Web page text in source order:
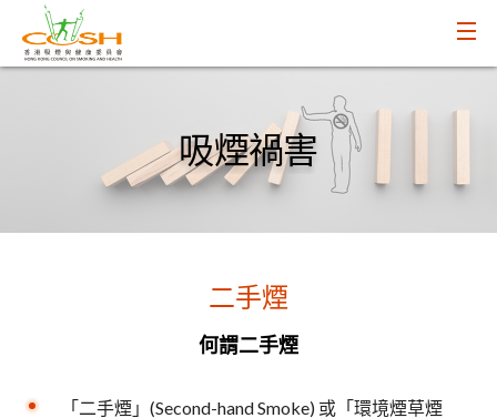
吸煙禍害
二手煙
何謂二手煙
「二手煙」(Second-hand Smoke) 或「環境煙草煙